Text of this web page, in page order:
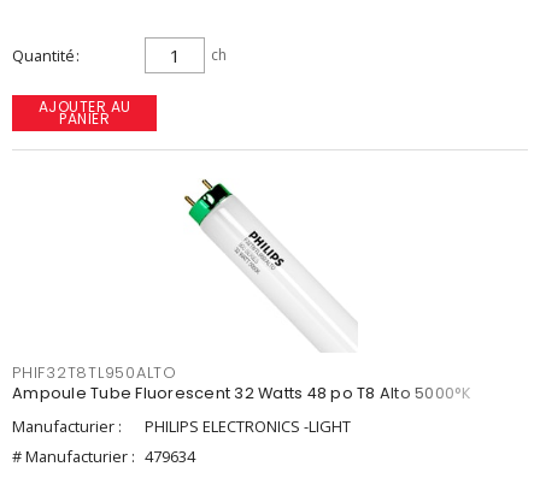
Quantité ch
AJOUTER AU
PANIER
PHIF32T8TL950ALTO
Ampoule Tube Fluorescent 32 Watts 48 po T8 Alto 5000°K
Manufacturier :
PHILIPS ELECTRONICS -LIGHT
# Manufacturier : 479634